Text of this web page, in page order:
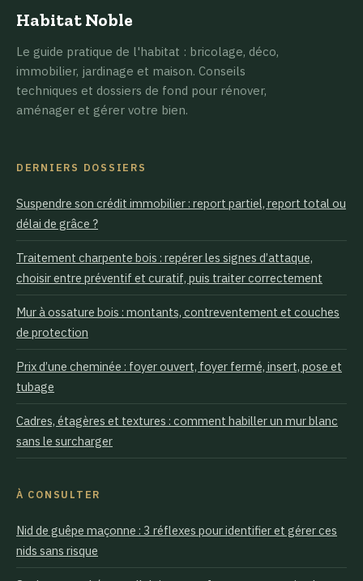
Habitat Noble
Le guide pratique de l'habitat : bricolage, déco,
immobilier, jardinage et maison. Conseils
techniques et dossiers de fond pour rénover,
aménager et gérer votre bien.
DERNIERS DOSSIERS
Suspendre son crédit immobilier : report partiel, report total ou
délai de grâce ?
Traitement charpente bois : repérer les signes d’attaque,
choisir entre préventif et curatif, puis traiter correctement
Mur à ossature bois : montants, contreventement et couches
de protection
Prix d’une cheminée : foyer ouvert, foyer fermé, insert, pose et
tubage
Cadres, étagères et textures : comment habiller un mur blanc
sans le surcharger
À CONSULTER
Nid de guêpe maçonne : 3 réflexes pour identifier et gérer ces
nids sans risque